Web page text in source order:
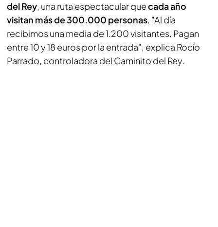
del Rey, una ruta espectacular quecada año
visitan más de 300.000 personas. "Al día
recibimos una media de 1.200 visitantes. Pagan
entre 10 y 18 euros por la entrada", explica Rocío
Parrado, controladora del Caminito del Rey.